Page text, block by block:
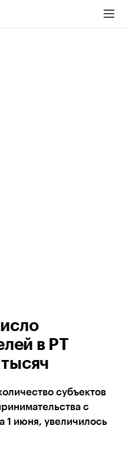
в РТ
субъектов
с
1 июня, увеличилось